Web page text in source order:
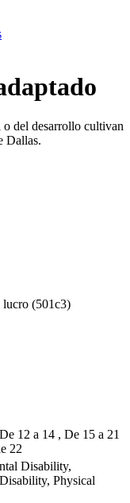
o del desarrollo cultivan
Dallas.
lucro (501c3)
12 a 14 , De 15 a 21
22
Disability,
Physical